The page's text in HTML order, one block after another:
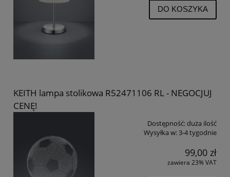
DO KOSZYKA
KEITH lampa stolikowa R52471106 RL - NEGOCJUJ
CENĘ!
Dostępność:duża ilość
Wysyłka w: 3-4 tygodnie
99,00 zł
zawiera 23% VAT